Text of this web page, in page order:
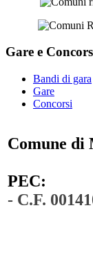
Gare e
Bandi di gara
Gare
Concorsi
Comune di
PEC:
- C.F.